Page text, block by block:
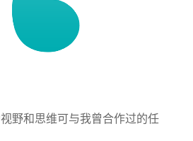
野和思维可与我曾合作过的任